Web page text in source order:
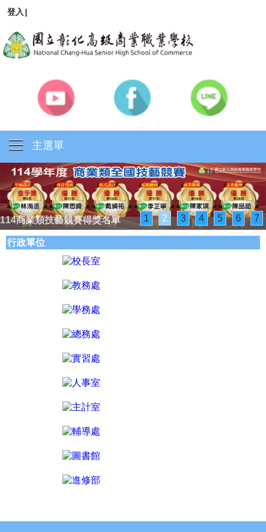
登入 |
主選單
1 2 3 4 5 6 7
114商業類技藝競賽得獎名單
行政單位